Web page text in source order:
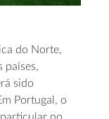
do Norte,
países,
sido
Portugal, o